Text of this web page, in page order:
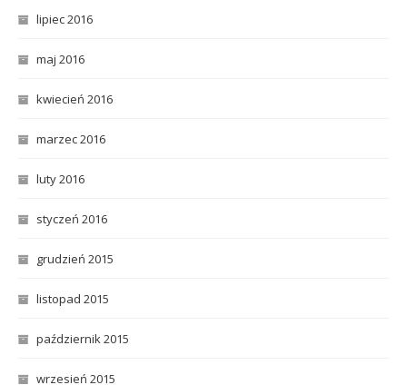
lipiec 2016
maj 2016
kwiecień 2016
marzec 2016
luty 2016
styczeń 2016
grudzień 2015
listopad 2015
październik 2015
wrzesień 2015